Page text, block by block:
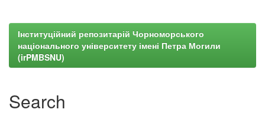
Інституційний репозитарій Чорноморського
національного університету імені Петра Могили
(irPMBSNU)
Search